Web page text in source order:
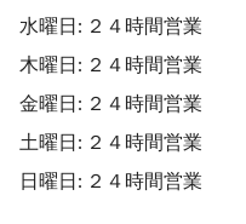
水曜日: ２４時間営業
木曜日: ２４時間営業
金曜日: ２４時間営業
土曜日: ２４時間営業
日曜日: ２４時間営業